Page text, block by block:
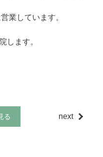
業しています。
します。
る next